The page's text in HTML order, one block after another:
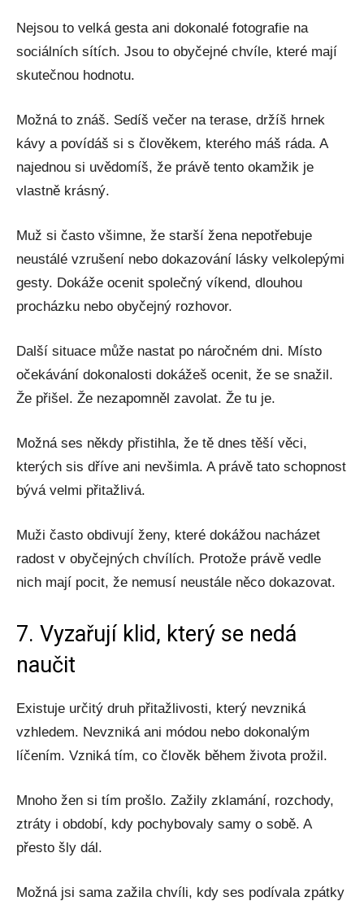
Nejsou to velká gesta ani dokonalé fotografie na
sociálních sítích. Jsou to obyčejné chvíle, které mají
skutečnou hodnotu.
Možná to znáš. Sedíš večer na terase, držíš hrnek
kávy a povídáš si s člověkem, kterého máš ráda. A
najednou si uvědomíš, že právě tento okamžik je
vlastně krásný.
Muž si často všimne, že starší žena nepotřebuje
neustálé vzrušení nebo dokazování lásky velkolepými
gesty. Dokáže ocenit společný víkend, dlouhou
procházku nebo obyčejný rozhovor.
Další situace může nastat po náročném dni. Místo
očekávání dokonalosti dokážeš ocenit, že se snažil.
Že přišel. Že nezapomněl zavolat. Že tu je.
Možná ses někdy přistihla, že tě dnes těší věci,
kterých sis dříve ani nevšimla. A právě tato schopnost
bývá velmi přitažlivá.
Muži často obdivují ženy, které dokážou nacházet
radost v obyčejných chvílích. Protože právě vedle
nich mají pocit, že nemusí neustále něco dokazovat.
7. Vyzařují klid, který se nedá
naučit
Existuje určitý druh přitažlivosti, který nevzniká
vzhledem. Nevzniká ani módou nebo dokonalým
líčením. Vzniká tím, co člověk během života prožil.
Mnoho žen si tím prošlo. Zažily zklamání, rozchody,
ztráty i období, kdy pochybovaly samy o sobě. A
přesto šly dál.
Možná jsi sama zažila chvíli, kdy ses podívala zpátky